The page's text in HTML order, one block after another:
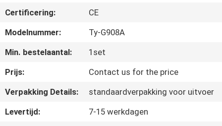
FABRIEKSRONDLEIDING
NEEM
CONTACT
MET
ONS
OP
Certificering:
CE
Modelnummer:
Ty-G908A
Min. bestelaantal:
1set
Prijs:
Contact us for the price
Verpakking Details:
standaardverpakking voor uitvoer
Levertijd:
7-15 werkdagen